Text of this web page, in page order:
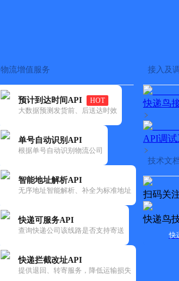
物流增值服务
预计到达时间API
HOT
大数据预测发货前、后送达时效
单号自动识别API
根据单号自动识别物流公司
智能地址解析API
无序地址智能解析、补全为标准地址
快递可服务API
查询快递公司该线路是否支持寄送
快递拦截改址API
提供退回、转寄服务，降低运输损失
接入及
快递鸟
API调
技术文
扫码关
快递鸟
快